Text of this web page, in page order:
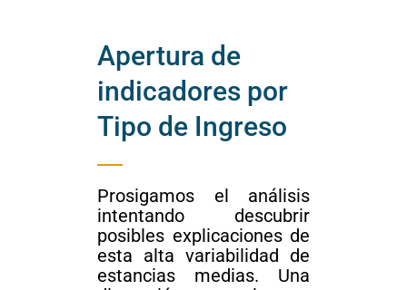
Apertura de
indicadores por
Tipo de Ingreso
Prosigamos el análisis
intentando descubrir
posibles explicaciones de
esta alta variabilidad de
estancias medias. Una